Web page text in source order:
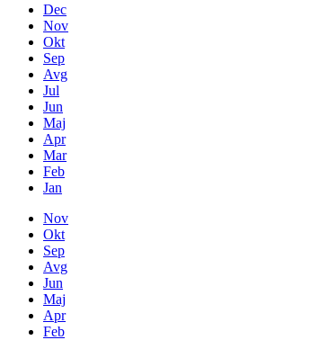
Dec
Nov
Okt
Sep
Avg
Jul
Jun
Maj
Apr
Mar
Feb
Jan
Nov
Okt
Sep
Avg
Jun
Maj
Apr
Feb